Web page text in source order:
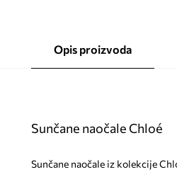
Opis proizvoda
Sunčane naočale Chloé
Sunčane naočale iz kolekcije